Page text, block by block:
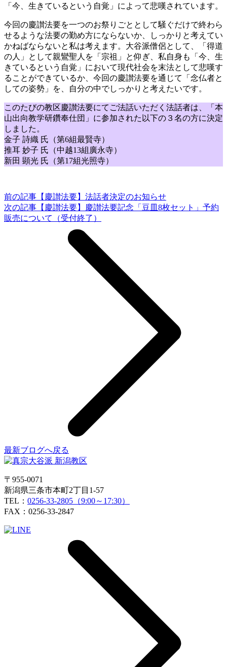
「今、生きているという自覚」によって悲嘆されています。
今回の慶讃法要を一つのお祭りごととして騒ぐだけで終わら
せるような法要の勤め方にならないか、しっかりと考えてい
かねばならないと私は考えます。大谷派僧侶として、「得道
の人」として親鸞聖人を「宗祖」と仰ぎ、私自身も「今、生
きているという自覚」において現代社会を末法として悲嘆す
ることができているか、今回の慶讃法要を通じて「念仏者と
しての姿勢」を、自分の中でしっかりと考えたいです。
このたびの教区慶讃法要にてご法話いただく法話者は、「本
山出向教学研鑽奉仕団」に参加された以下の３名の方に決定
しました。
金子 詩織 氏（第6組最賢寺）
推耳 妙子 氏（中越13組廣永寺）
新田 顕光 氏（第17組光照寺）
前の記事 【慶讃法要】法話者決定のお知らせ
次の記事 【慶讃法要】慶讃法要記念「豆皿8枚セット」予約
販売について（受付終了）
最新ブログへ戻る
〒955-0071
新潟県三条市本町2丁目1-57
TEL： 0256-33-2805（9:00～17:30）
FAX：0256-33-2847